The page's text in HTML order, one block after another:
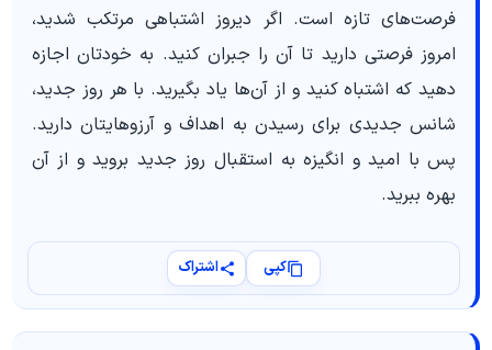
فرصت‌های تازه است. اگر دیروز اشتباهی مرتکب شدید،
امروز فرصتی دارید تا آن را جبران کنید. به خودتان اجازه
دهید که اشتباه کنید و از آن‌ها یاد بگیرید. با هر روز جدید،
شانس جدیدی برای رسیدن به اهداف و آرزوهایتان دارید.
پس با امید و انگیزه به استقبال روز جدید بروید و از آن
بهره ببرید.
کپی اشتراک